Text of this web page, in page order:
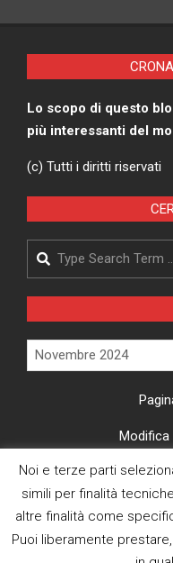
Lo scopo di questo
più interessanti del
(c) Tutti i diritti riservati
Search
Archivi
CI
Noi e terze parti
simili per finalità
altre finalità come
Puoi liberamente